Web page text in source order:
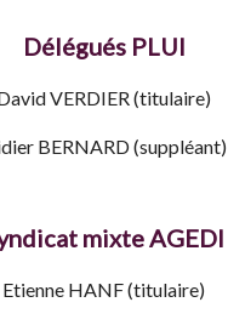
Délégués PLUI
VERDIER (titulaire)
BERNARD (suppléant)
mixte AGEDI
Etienne HANF (titulaire)